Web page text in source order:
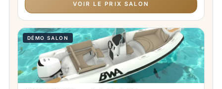
VOIR LE PRIX SALON
DÉMO SALON